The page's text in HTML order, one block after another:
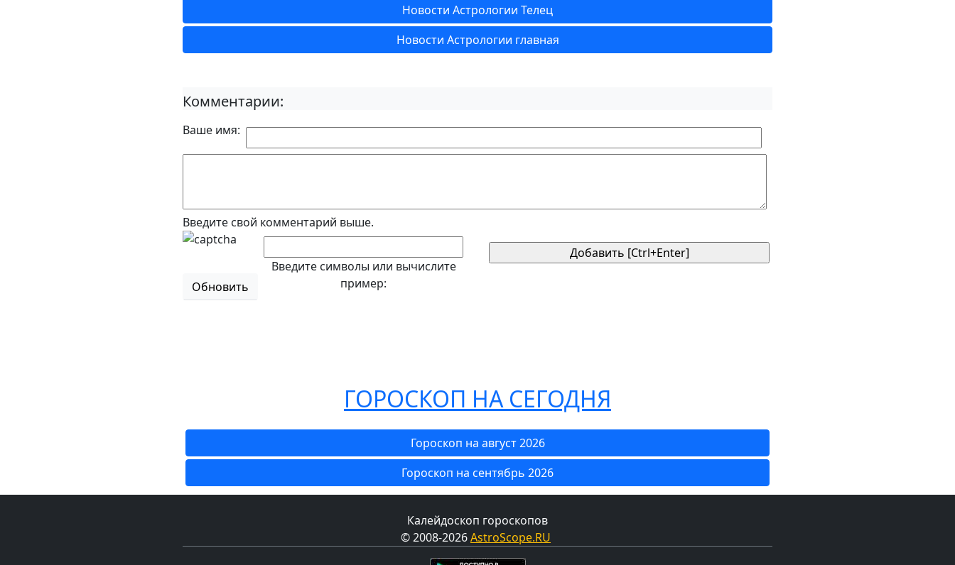
Новости Астрологии Телец
Новости Астрологии главная
Комментарии:
Ваше имя:
Введите свой комментарий выше.
Обновить
Введите символы или вычислите
пример:
ГОРОСКОП НА СЕГОДНЯ
Гороскоп на август 2026
Гороскоп на сентябрь 2026
Калейдоскоп гороскопов
© 2008-2026AstroScope.RU